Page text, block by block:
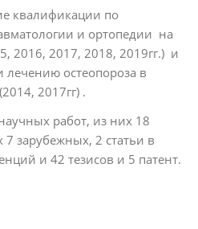
квалификации по
и ортопедии на
2016, 2017, 2018, 2019гг.) и
остеопороза в
2017гг) .
работ, из них 18
7 зарубежных, 2 статьи в
и 42 тезисов и 5 патент.